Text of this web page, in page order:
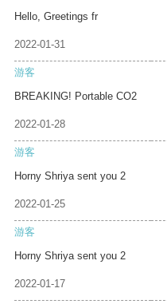
Hello, Greetings fr
2022-01-31
游客
BREAKING! Portable CO2
2022-01-28
游客
Horny Shriya sent you 2
2022-01-25
游客
Horny Shriya sent you 2
2022-01-17